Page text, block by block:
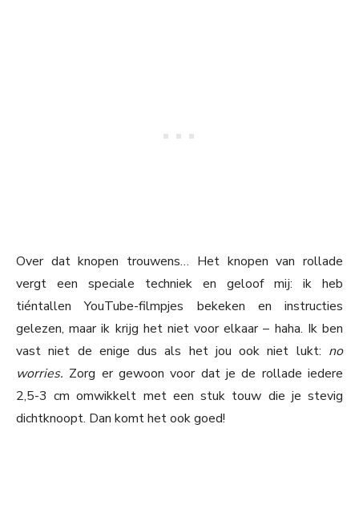
Over dat knopen trouwens… Het knopen van rollade
vergt een speciale techniek en geloof mij: ik heb
tiéntallen YouTube-filmpjes bekeken en instructies
gelezen, maar ik krijg het niet voor elkaar – haha. Ik ben
vast niet de enige dus als het jou ook niet lukt: no
worries. Zorg er gewoon voor dat je de rollade iedere
2,5-3 cm omwikkelt met een stuk touw die je stevig
dichtknoopt. Dan komt het ook goed!